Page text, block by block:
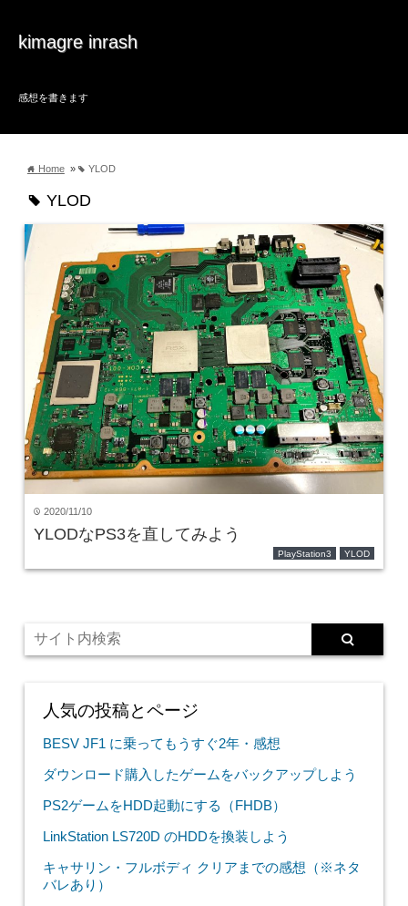
kimagre inrash
感想を書きます
home Home » tag YLOD
tag YLOD
time 2020/11/10
YLODなPS3を直してみよう
PlayStation3 YLOD
人気の投稿とページ
BESV JF1 に乗ってもうすぐ2年・感想
ダウンロード購入したゲームをバックアップしよう
PS2ゲームをHDD起動にする（FHDB）
LinkStation LS720D のHDDを換装しよう
キャサリン・フルボディ クリアまでの感想（※ネタ
バレあり）